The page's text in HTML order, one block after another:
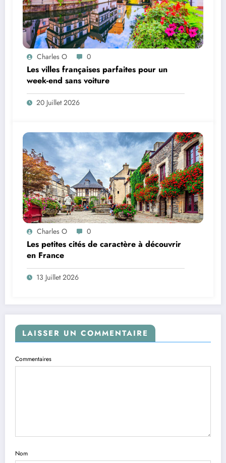
Charles O 0
Les villes françaises parfaites pour un
week-end sans voiture
20 Juillet 2026
Charles O 0
Les petites cités de caractère à découvrir
en France
13 Juillet 2026
LAISSER UN COMMENTAIRE
Commentaires
Nom